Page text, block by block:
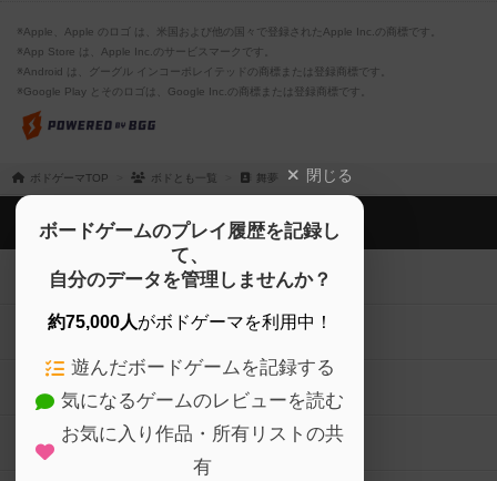
※Apple、Apple のロゴ は、米国および他の国々で登録されたApple Inc.の商標です。
※App Store は、Apple Inc.のサービスマークです。
※Android は、グーグル インコーポレイテッドの商標または登録商標です。
※Google Play とそのロゴは、Google Inc.の商標または登録商標です。
ボドゲーマTOP ボドとも一覧 舞夢 閉じる
ボードゲームのプレイ履歴を記録し
て、
自分のデータを管理しませんか？
約75,000人がボドゲーマを利用中！
遊んだボードゲームを記録する
気になるゲームのレビューを読む
お気に入り作品・所有リストの共
有
ボドゲーマTOP
ボードゲームを検索する
ボードゲームの新着レビュー
ボードゲーム会情報
メカニクス特集